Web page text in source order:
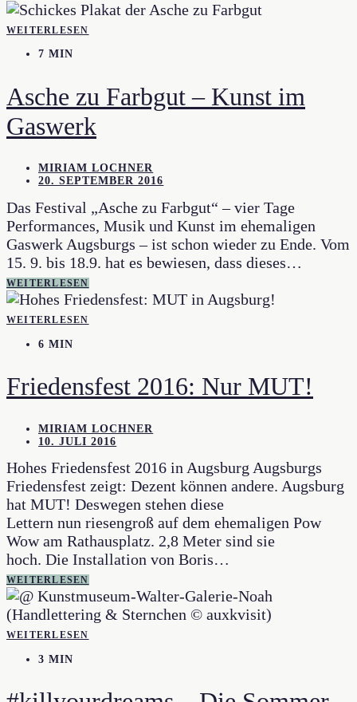
WEITERLESEN
7 MIN
Asche zu Farbgut – Kunst im
Gaswerk
MIRIAM LOCHNER
20. SEPTEMBER 2016
Das Festival „Asche zu Farbgut“ – vier Tage
Performances, Musik und Kunst im ehemaligen
Gaswerk Augsburgs – ist schon wieder zu Ende. Vom
15. 9. bis 18.9. hat es bewiesen, dass dieses…
WEITERLESEN
WEITERLESEN
6 MIN
Friedensfest 2016: Nur MUT!
MIRIAM LOCHNER
10. JULI 2016
Hohes Friedensfest 2016 in Augsburg Augsburgs
Friedensfest zeigt: Dezent können andere. Augsburg
hat MUT! Deswegen stehen diese
Lettern nun riesengroß auf dem ehemaligen Pow
Wow am Rathausplatz. 2,8 Meter sind sie
hoch. Die Installation von Boris…
WEITERLESEN
WEITERLESEN
3 MIN